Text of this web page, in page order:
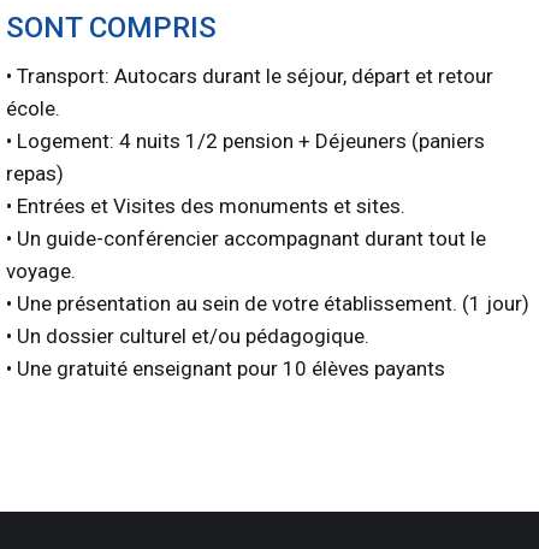
SONT COMPRIS
• Transport: Autocars durant le séjour, départ et retour
école.
• Logement: 4 nuits 1/2 pension + Déjeuners (paniers
repas)
• Entrées et Visites des monuments et sites.
• Un guide-conférencier accompagnant durant tout le
voyage.
• Une présentation au sein de votre établissement. (1 jour)
• Un dossier culturel et/ou pédagogique.
• Une gratuité enseignant pour 10 élèves payants